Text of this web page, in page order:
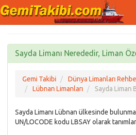
Sayda Limanı Nerededir, Liman
Gemi Takibi
Dünya Limanları
Lübnan Limanları
Sayda Liman
Sayda Limanı Lübnan ülkesinde
UN/LOCODE kodu LBSAY olarak